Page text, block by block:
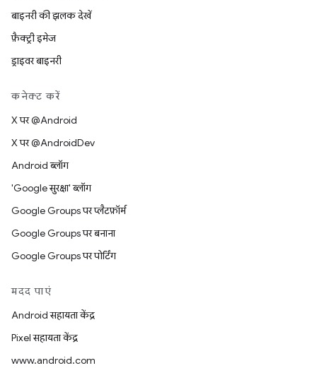
बाइनरी की झलक देखें
फ़ैक्ट्री इमेज
ड्राइवर बाइनरी
कनेक्ट करें
X पर @Android
X पर @AndroidDev
Android ब्लॉग
'Google सुरक्षा' ब्लॉग
Google Groups पर प्लैटफ़ॉर्म
Google Groups पर बनाना
Google Groups पर पोर्टिंग
मदद पाएं
Android सहायता केंद्र
Pixel सहायता केंद्र
www.android.com